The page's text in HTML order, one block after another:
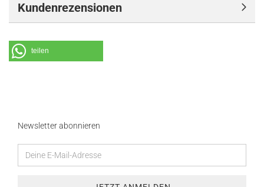
Kundenrezensionen
teilen
Newsletter abonnieren